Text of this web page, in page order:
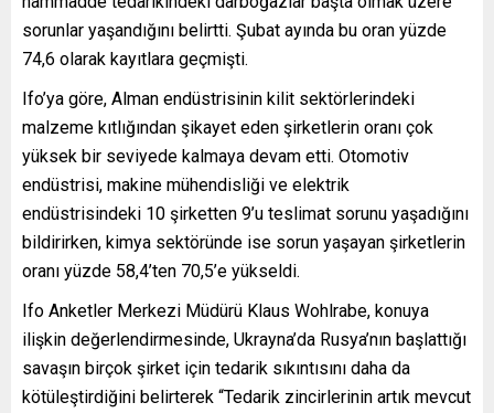
sorunlar yaşandığını belirtti. Şubat ayında bu oran yüzde
74,6 olarak kayıtlara geçmişti.
Ifo’ya göre, Alman endüstrisinin kilit sektörlerindeki
malzeme kıtlığından şikayet eden şirketlerin oranı çok
yüksek bir seviyede kalmaya devam etti. Otomotiv
endüstrisi, makine mühendisliği ve elektrik
endüstrisindeki 10 şirketten 9’u teslimat sorunu yaşadığını
bildirirken, kimya sektöründe ise sorun yaşayan şirketlerin
oranı yüzde 58,4’ten 70,5’e yükseldi.
Ifo Anketler Merkezi Müdürü Klaus Wohlrabe, konuya
ilişkin değerlendirmesinde, Ukrayna’da Rusya’nın başlattığı
savaşın birçok şirket için tedarik sıkıntısını daha da
kötüleştirdiğini belirterek “Tedarik zincirlerinin artık mevcut